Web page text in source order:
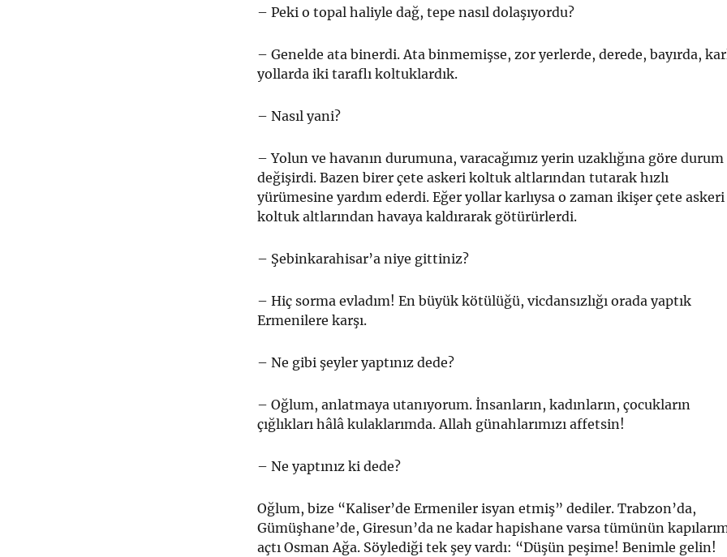
– Peki o topal haliyle dağ, tepe nasıl dolaşıyordu?
– Genelde ata binerdi. Ata binmemişse, zor yerlerde, dere­de, bayırda,
yollarda iki taraflı koltuklardık.
– Nasıl yani?
– Yolun ve havanın durumuna, varacağımız yerin uzaklı­ğına göre durum
değişirdi. Bazen birer çete askeri koltuk alt­larından tutarak hızlı
yürümesine yardım ederdi. Eğer yollar karlıysa o zaman ikişer çete askeri
koltuk altlarından havaya kaldırarak götürürlerdi.
– Şebinkarahisar’a niye gittiniz?
– Hiç sorma evladım! En büyük kötülüğü, vicdansızlığı orada yaptık
Ermenilere karşı.
– Ne gibi şeyler yaptınız dede?
– Oğlum, anlatmaya utanıyorum. İnsanların, kadınların, çocukların
çığlıkları hâlâ kulaklarımda. Allah günahlarımı­zı affetsin!
– Ne yaptınız ki dede?
Oğlum, bize “Kaliser’de Ermeniler isyan etmiş” dediler. Trabzon’da,
Gümüşhane’de, Giresun’da ne kadar hapishane varsa tümünün
açtı Osman Ağa. Söylediği tek şey vardı: “Düşün peşime! Benimle gelin!